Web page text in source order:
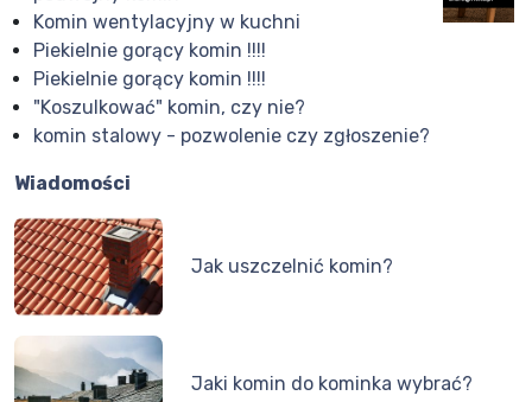
Komin wentylacyjny w kuchni
Piekielnie gorący komin !!!!
Piekielnie gorący komin !!!!
"Koszulkować" komin, czy nie?
komin stalowy - pozwolenie czy zgłoszenie?
Wiadomości
Jak uszczelnić komin?
Jaki komin do kominka wybrać?